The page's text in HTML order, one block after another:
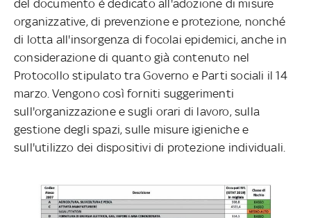
del documento è dedicato all'adozione di misure
organizzative, di prevenzione e protezione, nonché
di lotta all'insorgenza di focolai epidemici, anche in
considerazione di quanto già contenuto nel
Protocollo stipulato tra Governo e Parti sociali il 14
marzo. Vengono così forniti suggerimenti
sull'organizzazione e sugli orari di lavoro, sulla
gestione degli spazi, sulle misure igieniche e
sull'utilizzo dei dispositivi di protezione individuali.